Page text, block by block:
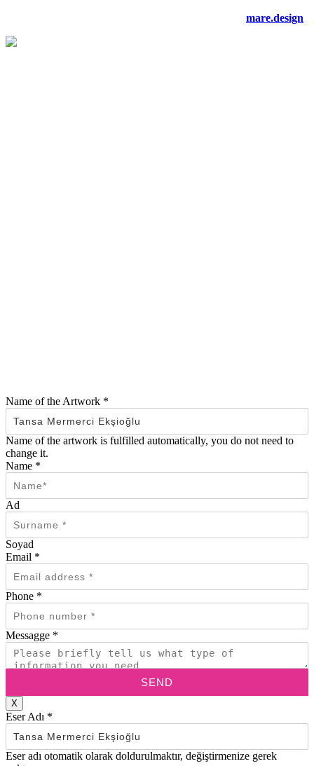
mare.design
Name of the Artwork *
Name of the artwork is fulfilled automatically, you do not need to
change it.
Name *
Ad
Soyad
Email *
Phone *
Messagge *
SEND
X
Eser Adı *
Eser adı otomatik olarak doldurulmaktır, değiştirmenize gerek